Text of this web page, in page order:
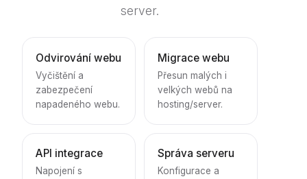
server.
Odvirování webu
Vyčištění a
zabezpečení
napadeného webu.
Migrace webu
Přesun malých i
velkých webů na
hosting/server.
API integrace
Napojení s
Správa serveru
Konfigurace a